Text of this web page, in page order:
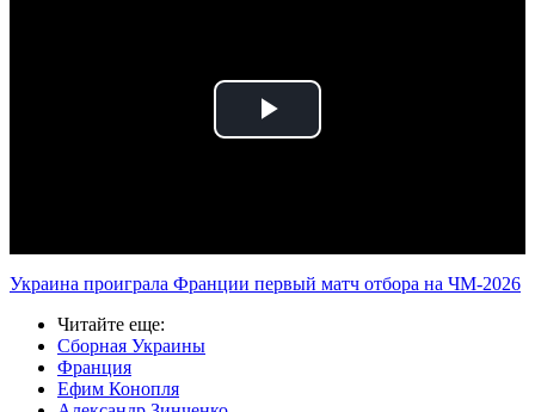
Play
Украина проиграла Франции первый матч отбора на ЧМ-2026
Читайте еще:
Сборная Украины
Франция
Ефим Конопля